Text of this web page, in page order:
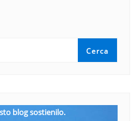
Cerca
blog sostienilo.